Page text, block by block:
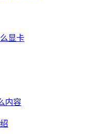
显卡
内容